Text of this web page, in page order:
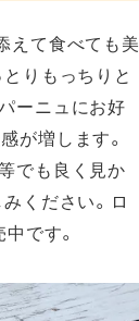
えて食べても美
りもっちりと
ーニュにお好
が増します。
でも良く見か
ください。ロ
です。